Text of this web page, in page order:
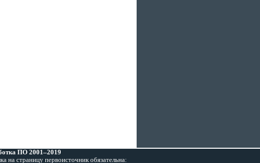
ПО 2001–2019
на страницу первоисточник обязательна: